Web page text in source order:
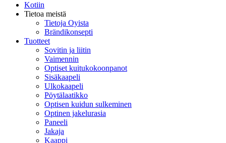
Kotiin
Tietoa meistä
Tietoja Oyista
Brändikonsepti
Tuotteet
Sovitin ja liitin
Vaimennin
Optiset kuitukokoonpanot
Sisäkaapeli
Ulkokaapeli
Pöytälaatikko
Optisen kuidun sulkeminen
Optinen jakelurasia
Paneeli
Jakaja
Kaappi